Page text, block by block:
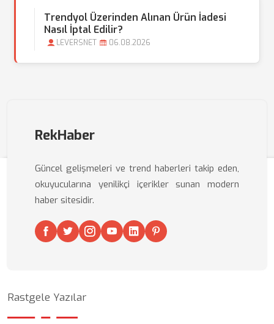
Trendyol Üzerinden Alınan Ürün İadesi
Nasıl İptal Edilir?
LEVERSNET 06.08.2026
RekHaber
Güncel gelişmeleri ve trend haberleri takip eden,
okuyucularına yenilikçi içerikler sunan modern
haber sitesidir.
Rastgele Yazılar